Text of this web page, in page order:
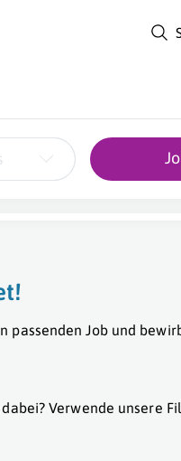
passenden Job und
Verwende unsere